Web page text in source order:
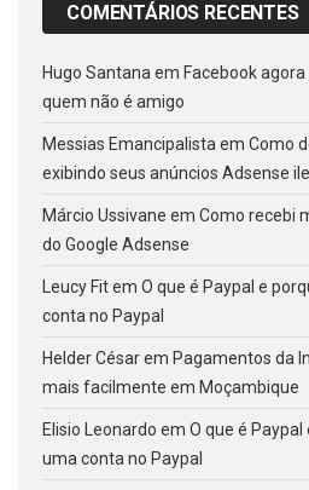
COMENTÁRIOS RECENTES
Hugo Santana em Facebook
quem não é amigo
Messias Emancipalista em Como
exibindo seus anúncios Adsense
Márcio Ussivane em Como recebi
do Google Adsense
Leucy Fitem O que é Paypal e
conta no Paypal
Helder Césarem Pagamentos da
mais facilmente em Moçambique
Elisio Leonardo em O que é
uma conta no Paypal